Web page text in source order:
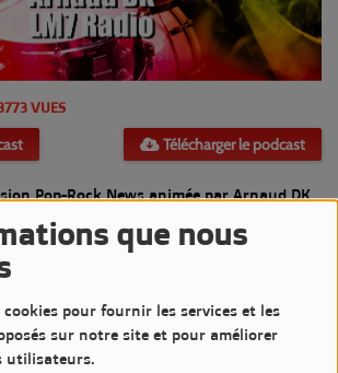
que nous
pour fournir les services et les
sur notre site et pour améliorer
utilisateurs.
VUES
Télécharger le podcast
Pop-Rock News animée par Arnaud DK
17 Juin 2024 de 20h à 21h sur LM7